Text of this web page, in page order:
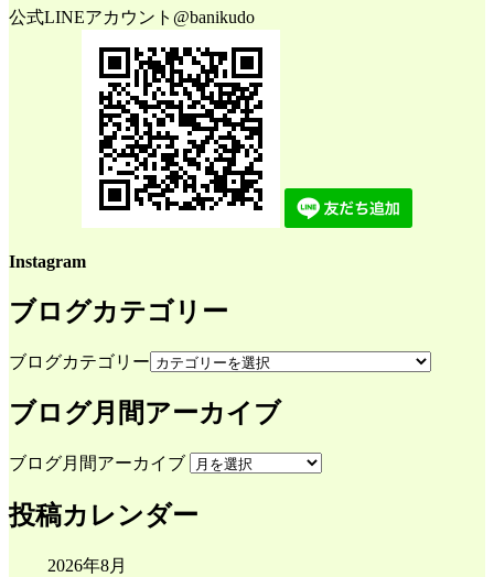
公式LINEアカウント@banikudo
Instagram
ブログカテゴリー
ブログカテゴリー
ブログ月間アーカイブ
ブログ月間アーカイブ
投稿カレンダー
2026年8月